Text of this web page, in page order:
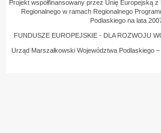
Projekt współfinansowany przez Unię Europejską
Regionalnego w ramach Regionalnego
Podlaskiego na lata
FUNDUSZE EUROPEJSKIE - DLA ROZWOJU
Urząd Marszałkowski Województwa Podlaskiego